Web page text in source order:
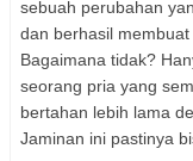
sebuah perubahan
dan berhasil
Bagaimana tidak?
seorang pria yang
bertahan lebih lama
Jaminan ini pastinya